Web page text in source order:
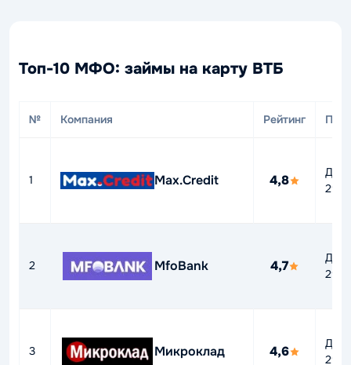
Топ-10 МФО: займы на карту ВТБ
№ Компания Рейтинг ПСК
1 Max.Credit 4,8
До
2 MfoBank 4,7
До
3 Микроклад 4,6
До